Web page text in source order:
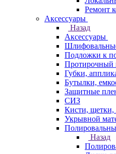
Ремонт
Аксессуары
Назад
Аксессуары
Подложки к
Протирочный
Губки,
Бутылки,
Защитные
СИЗ
Кисти, щетки,
Укрывной
Назад